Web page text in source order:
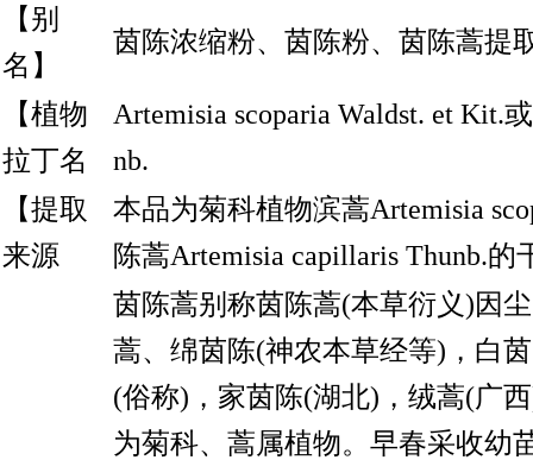
【别
名】
茵陈浓缩粉、茵陈粉、茵陈蒿提
【植物
拉丁名
Artemisia scoparia Waldst. et Kit.
nb.
【提取
来源
本品为菊科植物滨蒿Artemisia
陈蒿Artemisia capillaris Thunb.的
茵陈蒿别称茵陈蒿(本草衍义)因
蒿、绵茵陈(神农本草经等)，白
(俗称)，家茵陈(湖北)，绒蒿(广
为菊科、蒿属植物。早春采收幼